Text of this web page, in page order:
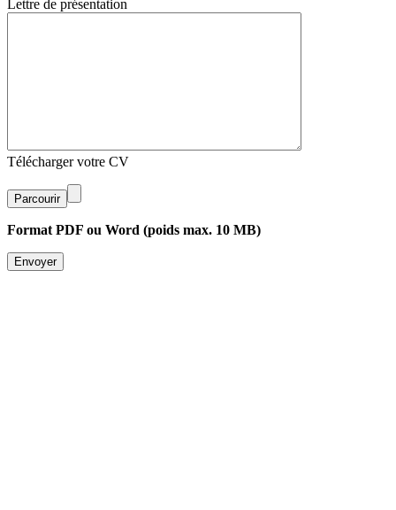
Lettre de présentation
Télécharger votre CV
Parcourir
Format PDF ou Word (poids max. 10 MB)